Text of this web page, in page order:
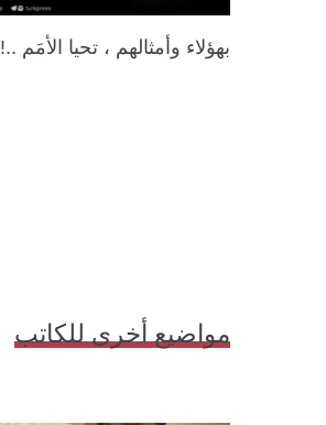
بهؤلاء وأمثالهم ، تحيا الأمَم ..!
مواضيع أخرى للكاتب